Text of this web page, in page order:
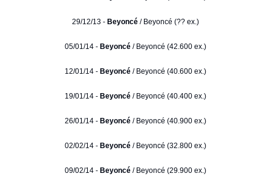
29/12/13 - Beyoncé / Beyoncé (?? ex.)
05/01/14 - Beyoncé / Beyoncé (42.600 ex.)
12/01/14 - Beyoncé / Beyoncé (40.600 ex.)
19/01/14 - Beyoncé / Beyoncé (40.400 ex.)
26/01/14 - Beyoncé / Beyoncé (40.900 ex.)
02/02/14 - Beyoncé / Beyoncé (32.800 ex.)
09/02/14 - Beyoncé / Beyoncé (29.900 ex.)